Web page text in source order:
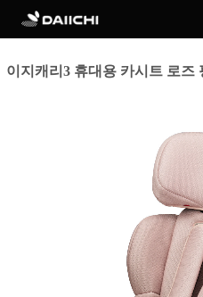
이지캐리3 휴대용 카시트 로즈